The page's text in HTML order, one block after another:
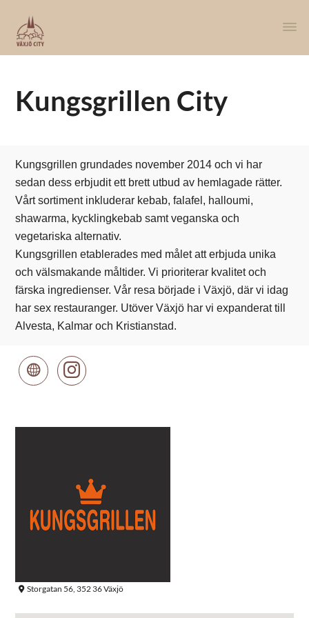
Kungsgrillen City
Kungsgrillen grundades november 2014 och vi har
sedan dess erbjudit ett brett utbud av hemlagade rätter.
Vårt sortiment inkluderar kebab, falafel, halloumi,
shawarma, kycklingkebab samt veganska och
vegetariska alternativ.
Kungsgrillen etablerades med målet att erbjuda unika
och välsmakande måltider. Vi prioriterar kvalitet och
färska ingredienser. Vår resa började i Växjö, där vi idag
har sex restauranger. Utöver Växjö har vi expanderat till
Alvesta, Kalmar och Kristianstad.
Storgatan 56, 352 36 Växjö